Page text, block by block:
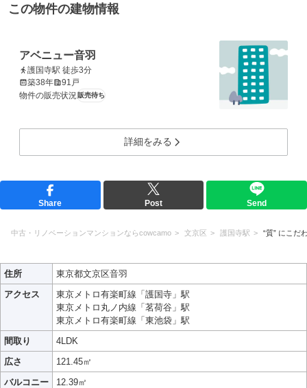
この物件の建物情報
アベニュー音羽
護国寺駅 徒歩3分
築38年
91戸
物件の販売状況販売待ち
詳細をみる
Share Post Send
中古・リノベーションマンションならcowcamo 文京区 護国寺駅 “質” にこだ
住所
東京都文京区音羽
アクセス
東京メトロ有楽町線「護国寺」駅
東京メトロ丸ノ内線「茗荷谷」駅
東京メトロ有楽町線「東池袋」駅
間取り
4LDK
広さ
121.45㎡
バルコニー
12.39㎡